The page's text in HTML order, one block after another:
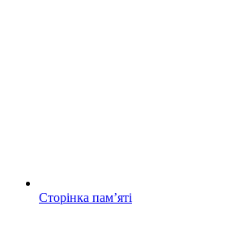
Сторінка памʼяті